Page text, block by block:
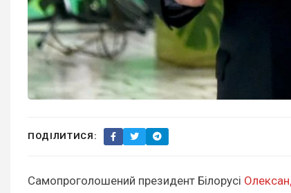
ПОДІЛИТИСЯ:
Самопроголошений президент Білорусі